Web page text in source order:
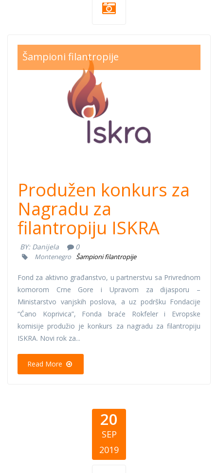
iskra-2019-
konkurs.png
Šampioni filantropije
Produžen konkurs za
Nagradu za
filantropiju ISKRA
BY: Danijela 0
Montenegro Šampioni filantropije
Fond za aktivno građanstvo, u partnerstvu sa Privrednom
komorom Crne Gore i Upravom za dijasporu –
Ministarstvo vanjskih poslova, a uz podršku Fondacije
“Ćano Koprivica”, Fonda braće Rokfeler i Evropske
komisije produžio je konkurs za nagradu za filantropiju
ISKRA. Novi rok za...
Read More
20
SEP
2019